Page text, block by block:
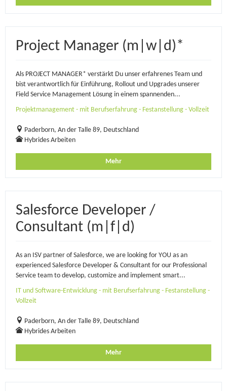
Project Manager (m|w|d)*
Als PROJECT MANAGER* verstärkt Du unser erfahrenes Team und
bist verantwortlich für Einführung, Rollout und Upgrades unserer
Field Service Management Lösung in einem spannenden...
Projektmanagement - mit Berufserfahrung - Festanstellung - Vollzeit
Paderborn, An der Talle 89, Deutschland
Hybrides Arbeiten
Mehr
Salesforce Developer /
Consultant (m|f|d)
As an ISV partner of Salesforce, we are looking for YOU as an
experienced Salesforce Developer & Consultant for our Professional
Service team to develop, customize and implement smart...
IT und Software-Entwicklung - mit Berufserfahrung - Festanstellung -
Vollzeit
Paderborn, An der Talle 89, Deutschland
Hybrides Arbeiten
Mehr